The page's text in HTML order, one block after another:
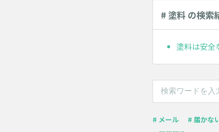
# 塗料 の検索
塗料は安全
# メール # 届かな